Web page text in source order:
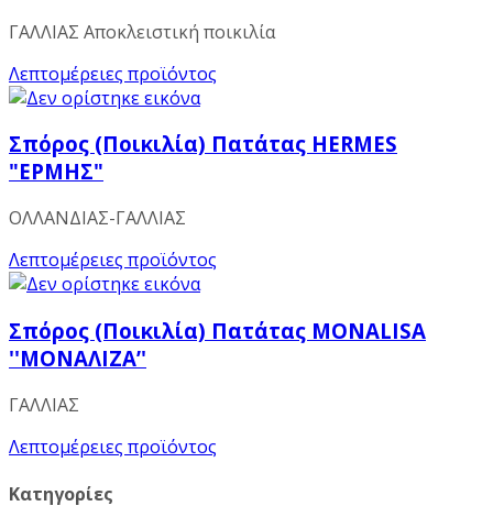
ΓΑΛΛΙΑΣ Αποκλειστική ποικιλία
Λεπτομέρειες προϊόντος
Σπόρος (Ποικιλία) Πατάτας ΗΕRMES
"ΕΡΜΗΣ"
ΟΛΛΑΝΔΙΑΣ-ΓΑΛΛΙΑΣ
Λεπτομέρειες προϊόντος
Σπόρος (Ποικιλία) Πατάτας ΜΟΝΑLISA
''MONAΛΙΖΑ’'
ΓΑΛΛΙΑΣ
Λεπτομέρειες προϊόντος
Κατηγορίες